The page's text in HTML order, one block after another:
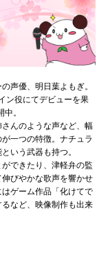
声優、明日葉よもぎ。
ン役にてデビューを果
。
んのような声など、幅
一つの特徴。ナチュラ
いう武器も持つ。
できたり、津軽弁の監
びやかな歌声を響かせ
ゲーム作品「化けてで
など、映像制作も出来